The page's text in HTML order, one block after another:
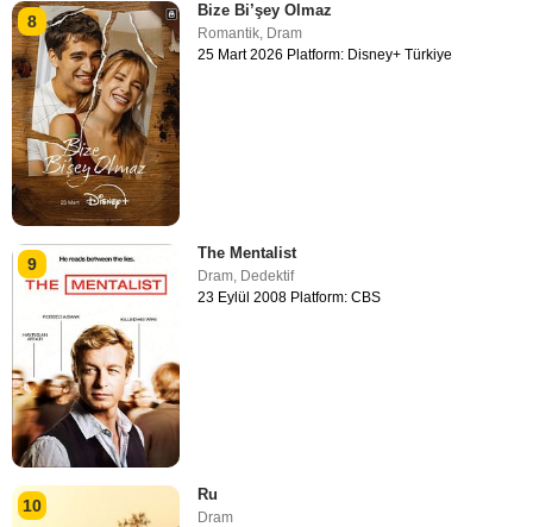
8
Bize Bi’şey Olmaz
Romantik, Dram
25 Mart 2026 Platform: Disney+ Türkiye
9
The Mentalist
Dram Dedektif
23 Eylül 2008 Platform: CBS
10
Ru
Dram